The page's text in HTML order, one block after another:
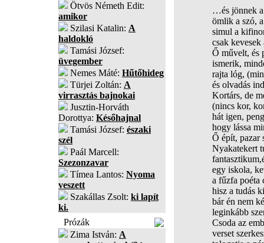
Ötvös Németh Edit:
amikor
Szilasi Katalin: A
haldokló
Tamási József:
üvegember
Nemes Máté: Hűtőhideg
Türjei Zoltán: A
virrasztás bajnokai
Jusztin-Horváth
Dorottya: Későhajnal
Tamási József: északi
szél
Paál Marcell:
Szezonzavar
Tímea Lantos: Nyoma
veszett
Szakállas Zsolt: ki lapít
ki.
Prózák
Zima István: A
…és jönnek a
ömlik a szó,
simul a
csak kevesek
Ő művelt, és
ismerik,
rajta lóg,
és olvadás
Kortárs, de
(nincs kor,
hát igen,
hogy lássa
Ő épít, pazar
Nyakatekert
egy iskola,
a fűzfa poéta
hisz a tudás
bár én nem
leginkább
Csoda az
verset